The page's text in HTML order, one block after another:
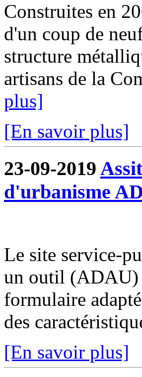
Construites en
d'un coup de
structure
artisans de la
plus]
[En savoir plus]
23-09-2019
d'urbanisme
Le site service-
un outil (ADAU)
formulaire
des
[En savoir plus]